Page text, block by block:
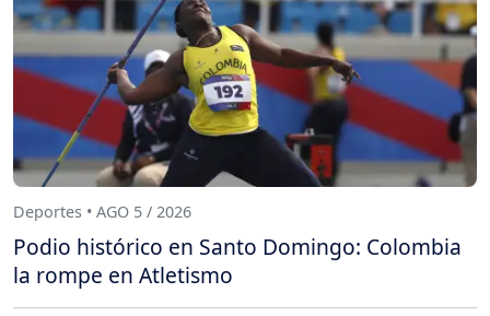
Deportes • AGO 5 / 2026
Podio histórico en Santo Domingo: Colombia
la rompe en Atletismo